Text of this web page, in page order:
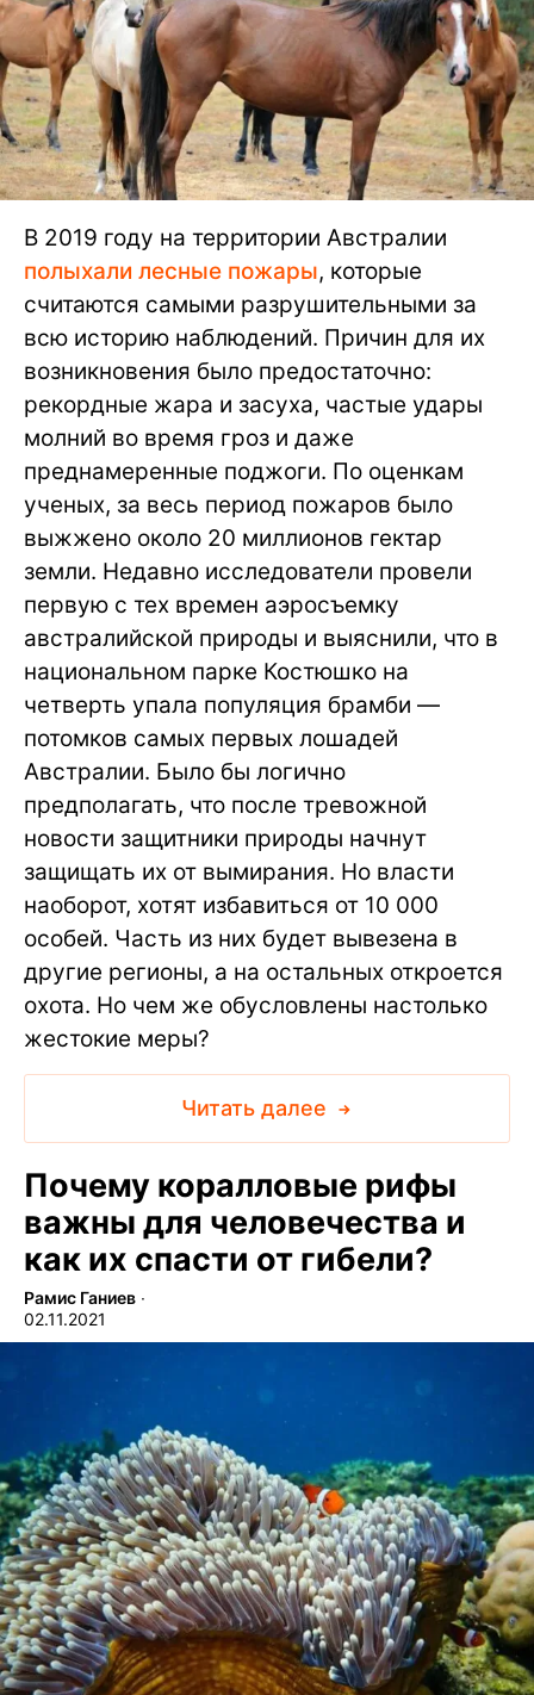
В 2019 году на территории Австралии
полыхали лесные пожары, которые
считаются самыми разрушительными за
всю историю наблюдений. Причин для их
возникновения было предостаточно:
рекордные жара и засуха, частые удары
молний во время гроз и даже
преднамеренные поджоги. По оценкам
ученых, за весь период пожаров было
выжжено около 20 миллионов гектар
земли. Недавно исследователи провели
первую с тех времен аэросъемку
австралийской природы и выяснили, что в
национальном парке Костюшко на
четверть упала популяция брамби —
потомков самых первых лошадей
Австралии. Было бы логично
предполагать, что после тревожной
новости защитники природы начнут
защищать их от вымирания. Но власти
наоборот, хотят избавиться от 10 000
особей. Часть из них будет вывезена в
другие регионы, а на остальных откроется
охота. Но чем же обусловлены настолько
жестокие меры?
Читать далее
Почему коралловые рифы
важны для человечества и
как их спасти от гибели?
Рамис Ганиев ∙
02.11.2021